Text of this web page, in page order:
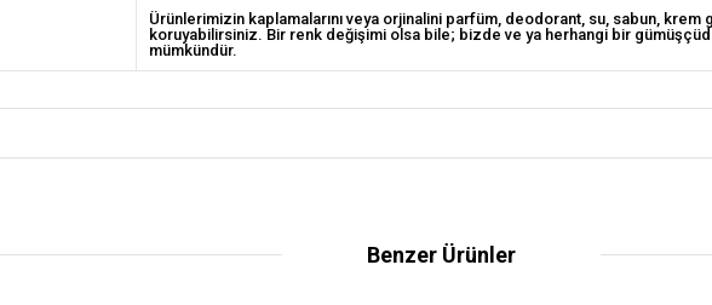
Ürünlerimizin kaplamalarını veya orjinalini parfüm, deodorant, su, sabun,
koruyabilirsiniz. Bir renk değişimi olsa bile; bizde ve ya herhangi bir
mümkündür.
Benzer Ürünler